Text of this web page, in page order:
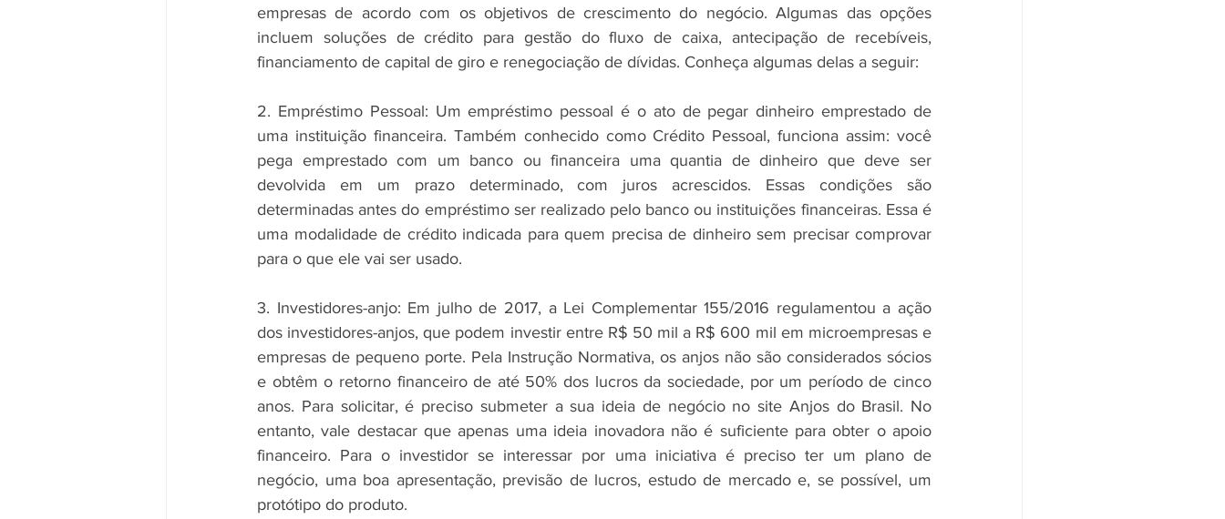
empresas de acordo com os objetivos de crescimento do negócio. Algumas das opções
incluem soluções de crédito para gestão do fluxo de caixa, antecipação de recebíveis,
financiamento de capital de giro e renegociação de dívidas. Conheça algumas delas a seguir:
2. Empréstimo Pessoal: Um empréstimo pessoal é o ato de pegar dinheiro emprestado de
uma instituição financeira. Também conhecido como Crédito Pessoal, funciona assim: você
pega emprestado com um banco ou financeira uma quantia de dinheiro que deve ser
devolvida em um prazo determinado, com juros acrescidos. Essas condições são
determinadas antes do empréstimo ser realizado pelo banco ou instituições financeiras. Essa é
uma modalidade de crédito indicada para quem precisa de dinheiro sem precisar comprovar
para o que ele vai ser usado.
3. Investidores-anjo: Em julho de 2017, a Lei Complementar 155/2016 regulamentou a ação
dos investidores-anjos, que podem investir entre R$ 50 mil a R$ 600 mil em microempresas e
empresas de pequeno porte. Pela Instrução Normativa, os anjos não são considerados sócios
e obtêm o retorno financeiro de até 50% dos lucros da sociedade, por um período de cinco
anos. Para solicitar, é preciso submeter a sua ideia de negócio no site Anjos do Brasil. No
entanto, vale destacar que apenas uma ideia inovadora não é suficiente para obter o apoio
financeiro. Para o investidor se interessar por uma iniciativa é preciso ter um plano de
negócio, uma boa apresentação, previsão de lucros, estudo de mercado e, se possível, um
protótipo do produto.